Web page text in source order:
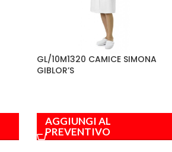
GL/10M1320 CAMICE SIMONA
GIBLOR’S
AGGIUNGI AL
PREVENTIVO